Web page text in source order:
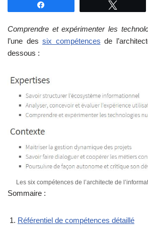
Comprendre et expérimenter les
l’une des six compétences de
dessous :
Les six compétences de l’architecte de
Sommaire :
Référentiel de compétences détaillé